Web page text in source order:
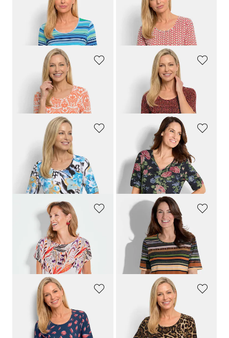
59,95 €
GOLDNER
59,95 €
29,95 €59,95 € 59,95 €
29,95 €59,95 €
Florales Jersey-Shirt mit Raffungen
39,95 €49,95 €
30-Tage-Bestpreis**: 49,95 € (-20%)
Blusenshirt mit platziertem Druck
19,95 €59,95 €
GOLDNER
14,95 €
59,95 €
30-Tage-Bestpreis**: 19,95 € (-25%)
GOLDNER
Sommershirt mit Tupfenmuster
59,95 €
Shirt mit elegantem Leo Print
59,95 €